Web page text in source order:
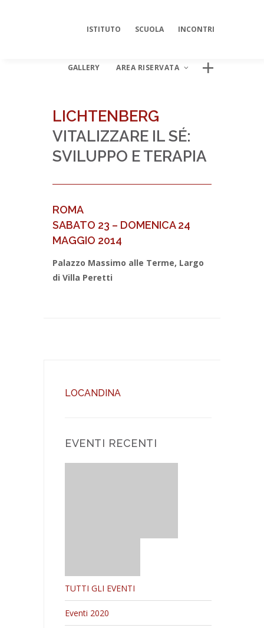
ISTITUTO SCUOLA INCONTRI
GALLERY AREA RISERVATA
AREA DIGITALE ISIPSÉ
Log In
LICHTENBERG
VITALIZZARE IL SÉ:
SVILUPPO E TERAPIA
ROMA
SABATO 23 – DOMENICA 24
MAGGIO 2014
Palazzo Massimo alle Terme, Largo
di Villa Peretti
LOCANDINA
EVENTI RECENTI
TUTTI GLI EVENTI
Eventi 2020